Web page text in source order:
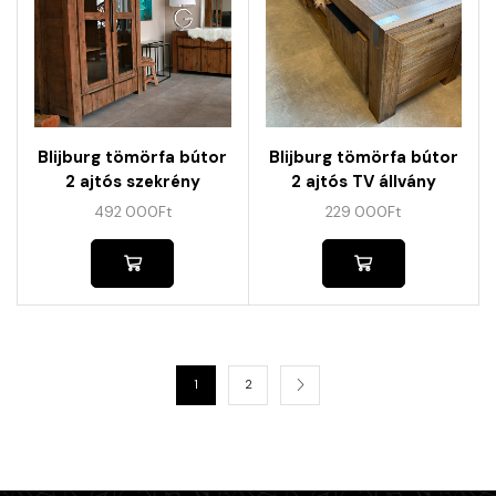
Blijburg tömörfa bútor
2 ajtós szekrény
492 000Ft
Blijburg tömörfa bútor
2 ajtós TV állvány
229 000Ft
1 2